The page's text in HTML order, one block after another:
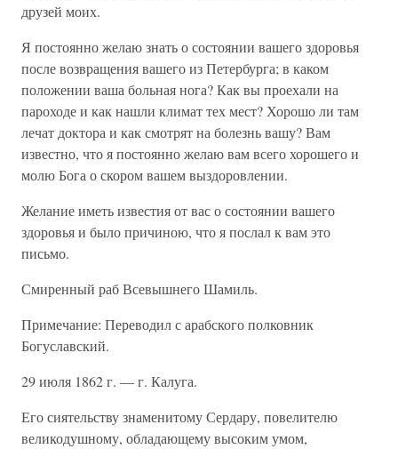
друзей моих.
Я постоянно желаю знать о состоянии вашего здоровья
после возвращения вашего из Петербурга; в каком
положении ваша больная нога? Как вы проехали на
пароходе и как нашли климат тех мест? Хорошо ли там
лечат доктора и как смотрят на болезнь вашу? Вам
известно, что я постоянно желаю вам всего хорошего и
молю Бога о скором вашем выздоровлении.
Желание иметь известия от вас о состоянии вашего
здоровья и было причиною, что я послал к вам это
письмо.
Смиренный раб Всевышнего Шамиль.
Примечание: Переводил с арабского полковник
Богуславский.
29 июля 1862 г. — г. Калуга.
Его сиятельству знаменитому Сердару, повелителю
великодушному, обладающему высоким умом,